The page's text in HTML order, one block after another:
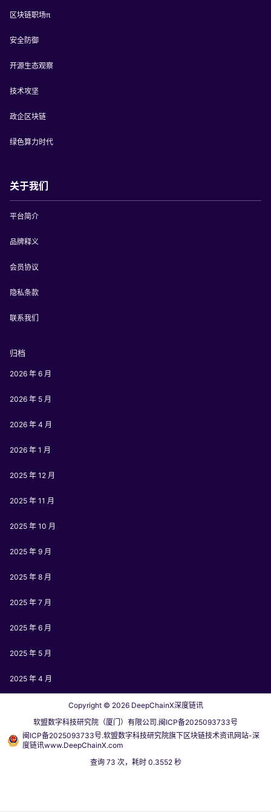
区块链职场π
安全防御
开源生态观察
技术攻坚
政企区块链
绿色算力时代
关于我们
平台简介
品牌释义
会员协议
隐私条款
联系我们
归档
2026 年 6 月
2026 年 5 月
2026 年 4 月
2026 年 1 月
2025 年 12 月
2025 年 11 月
2025 年 10 月
2025 年 9 月
2025 年 8 月
2025 年 7 月
2025 年 6 月
2025 年 5 月
2025 年 4 月
Copyright © 2026DeepChainX深度链讯
软盟数字科技研究院（厦门）有限公司.闽ICP备2025093733号
闽ICP备2025093733号.软盟数字科技研究院旗下区块链技术资讯网站-深
度链讯www.DeepChainX.com
查询 73 次，耗时 0.3552 秒